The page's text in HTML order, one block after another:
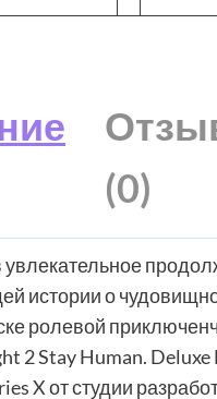
(0)
увлекательное
истории о
ролевой
2 Stay Human. Deluxe
X от студии